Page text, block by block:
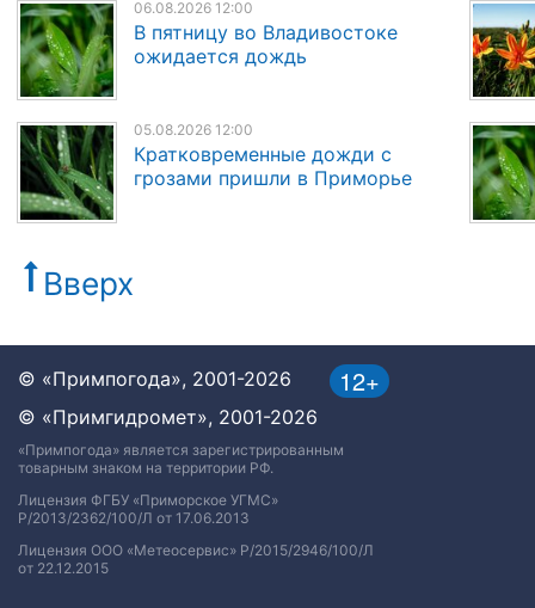
06.08.2026 12:00
В пятницу во Владивостоке
ожидается дождь
05.08.2026 12:00
Кратковременные дожди с
грозами пришли в Приморье
Вверх
12+
© «Примпогода», 2001-2026
© «Примгидромет», 2001-2026
«Примпогода» является зарегистрированным
товарным знаком на территории РФ.
Лицензия ФГБУ «Приморское УГМС»
Р/2013/2362/100/Л от 17.06.2013
Лицензия ООО «Метеосервис» Р/2015/2946/100/Л
от 22.12.2015